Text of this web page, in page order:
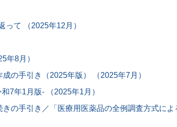
て （2025年12月）
年8月）
の手引き（2025年版） （2025年7月）
7年1月版- （2025年1月）
の手引き／「医療用医薬品の全例調査方式によ